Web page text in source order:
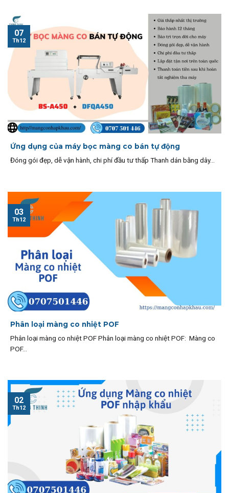
Ứng dụng của máy bọc màng co bán tự động
Đóng gói đẹp, dễ vận hành, chi phí đầu tư thấp Thanh dán bằng dây...
07
Th12
Phân loại màng co nhiệt POF
Phân loại màng co nhiệt POF Phân loại màng co nhiệt POF: Màng co
POF...
03
Th12
02
Th12